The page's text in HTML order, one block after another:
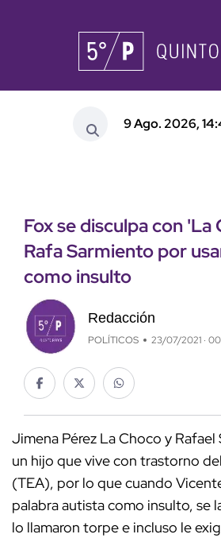
9 Ago. 2026,
Fox se disculpa con 'La
Rafa Sarmiento por
como insulto
Redacción
POLÍTICOS 23/07/2021 ·
Jimena Pérez La Choco y
un hijo que vive con trastorno
(TEA), por lo que cuando
palabra autista como insulto, se
lo llamaron torpe e incluso le